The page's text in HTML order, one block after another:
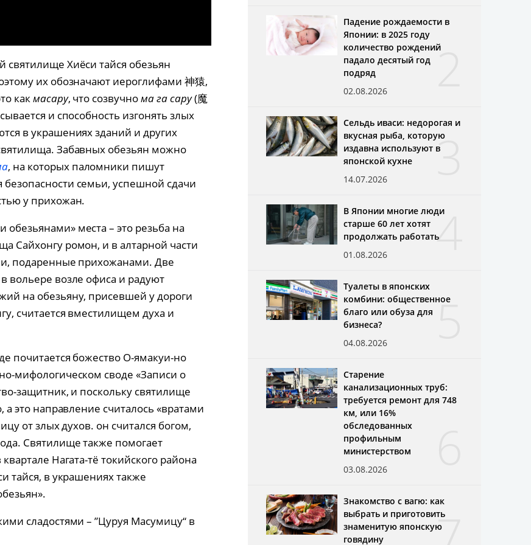
Хиёси тайся обезьян
их обозначают иероглифами 神猿,
какмасару, что созвучнома га сару(魔
и способность изгонять злых
в украшениях зданий и других
Забавных обезьян можно
, на которых паломники пишут
безопасности семьи, успешной сдачи
у прихожан.
места – это резьба на
Сайхонгу ромон, и в алтарной части
подаренные прихожанами. Две
вольере возле офиса и радуют
на обезьяну, присевшей у дороги
считается вместилищем духа и
почитается божество О-ямакуи-но
мифологическом своде «Записи о
защитник, и поскольку святилище
это направление считалось «вратами
от злых духов. он считался богом,
Святилище также помогает
Нагата-тё токийского района
тайся, в украшениях также
сладостями – ”Цуруя Масумицу“ в
2
Падение рождаемости в
Японии: в 2025 году
количество рождений
падало десятый год
подряд
02.08.2026
3
Сельдь иваси: недорогая и
вкусная рыба, которую
издавна используют в
японской кухне
14.07.2026
4
В Японии многие люди
старше 60 лет хотят
продолжать работать
01.08.2026
5
Туалеты в японских
комбини: общественное
благо или обуза для
бизнеса?
04.08.2026
Старение
канализационных труб:
требуется ремонт для 748
км, или 16%
обследованных
профильным
министерством
03.08.2026
Знакомство с вагю: как
выбрать и приготовить
знаменитую японскую
говядину